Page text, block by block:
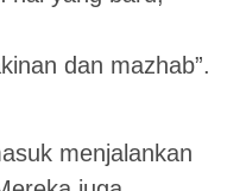
dan mazhab”.
menjalankan